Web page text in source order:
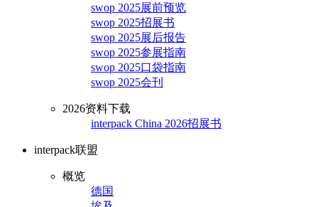
swop 2025展前预览
swop 2025招展书
swop 2025展后报告
swop 2025参展指南
swop 2025口袋指南
swop 2025会刊
2026资料下载
interpack China 2026招展书
interpack联盟
概览
德国